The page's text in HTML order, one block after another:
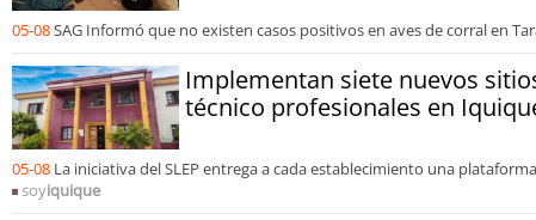
05-08SAG Informó que no existen casos positivos en aves de corral en
Implementan siete nuevos
técnico profesionales en
05-08 La iniciativa del SLEP entrega a cada establecimiento una
soyiquique